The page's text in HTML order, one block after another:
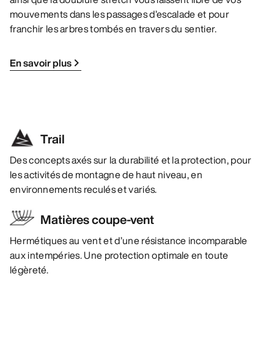
mouvements dans les passages d’escalade et pour
franchir les arbres tombés en travers du sentier.
En savoir plus
Trail
Des concepts axés sur la durabilité et la protection, pour
les activités de montagne de haut niveau, en
environnements reculés et variés.
Matières coupe-vent
Hermétiques au vent et d’une résistance incomparable
aux intempéries. Une protection optimale en toute
légèreté.